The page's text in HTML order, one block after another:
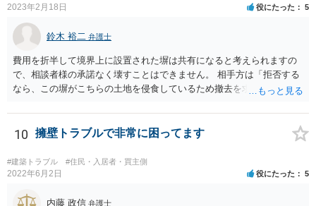
け渡しなどの請求もお考えなのであれば、現況や契約書等の確認が不
可欠ですから、資料等一式を持参して弁護士にご相談された方がよい
かと思います。
2023年2月18日 役にたった 5
鈴木 裕二 弁護士
費用を折半して境界上に設置された塀は共有になると考えられますの
で、相談者様の承諾なく壊すことはできません。 相手方は「拒否する
なら、この塀がこちらの土地を侵食しているため撤去を求める手続き
ているわけですから、相談者様の同意なく塀の撤去を求めることは法
的には難しいように思われます。 また、「隣地（相談者様）の許可」
というのが何の許可を示しているのか判然としませんが、一般に、高
層建築物の建築確認を得る際は、近隣住民と協議してその建築に関し
同意を得るよう行政指導が行われておりますので、（推測になってし
たのかもしれません。 近隣住民の同意は必須の要件ではないため、直
10 擁壁トラブルで非常に困ってます
#建築トラブル #住民・入居者・買主側
2022年6月2日 役にたった 5
内藤 政信 弁護士